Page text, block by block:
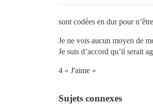
sont codées en dur pour
Je ne vois aucun moyen de
Je suis d’accord qu’il serait
4 « J'aime »
Sujets connexes